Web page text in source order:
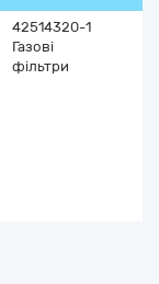
42514320-1
Газові
фільтри